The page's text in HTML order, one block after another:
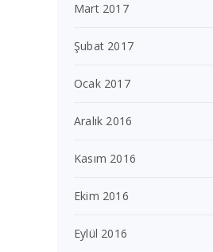
Mart 2017
Şubat 2017
Ocak 2017
Aralık 2016
Kasım 2016
Ekim 2016
Eylül 2016